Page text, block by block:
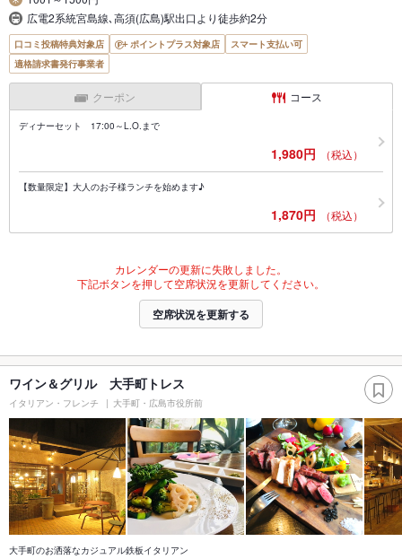
広電2系統宮島線､高須(広島)駅出口より徒歩約2分
口コミ投稿特典対象店 ポイントプラス対象店
スマート支払い可
適格請求書発行事業者
クーポン コース
ディナーセット 17:00～L.O.まで
1,980円 （税込）
【数量限定】大人のお子様ランチを始めます♪
1,870円 （税込）
カレンダーの更新に失敗しました。
下記ボタンを押して空席状況を更新してください。
空席状況を更新する
ワイン＆グリル 大手町トレス
イタリアン・フレンチ 大手町・広島市役所前
大手町のお洒落なカジュアル鉄板イタリアン